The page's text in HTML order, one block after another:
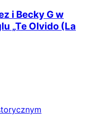
i Becky G w
„Te Olvido (La